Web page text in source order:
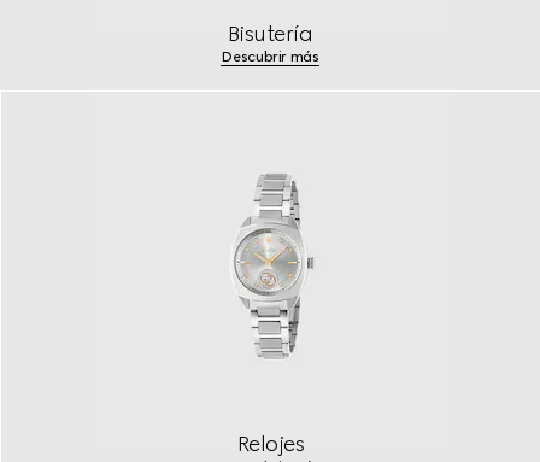
Bisutería
Descubrir más
Relojes